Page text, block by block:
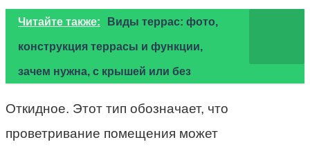
Читайте также: Виды террас: фото,
конструкция террасы и функции,
зачем нужна, с крышей или без
Откидное. Этот тип обозначает, что
проветривание помещения может